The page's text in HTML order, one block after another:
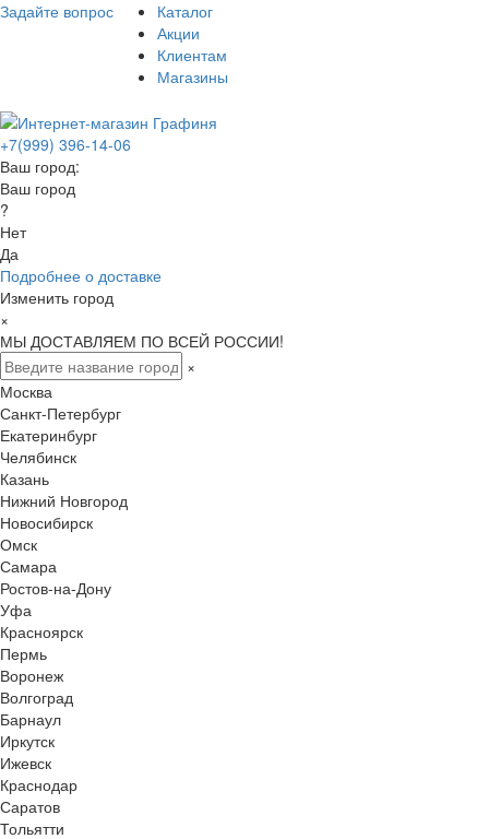
Задайте вопрос
Каталог
Акции
Клиентам
Магазины
+7(999) 396-14-06
Ваш город:
Ваш город
?
Нет
Да
Подробнее о доставке
Изменить город
×
МЫ ДОСТАВЛЯЕМ ПО ВСЕЙ РОССИИ!
×
Москва
Санкт-Петербург
Екатеринбург
Челябинск
Казань
Нижний Новгород
Новосибирск
Омск
Самара
Ростов-на-Дону
Уфа
Красноярск
Пермь
Воронеж
Волгоград
Барнаул
Иркутск
Ижевск
Краснодар
Саратов
Тольятти